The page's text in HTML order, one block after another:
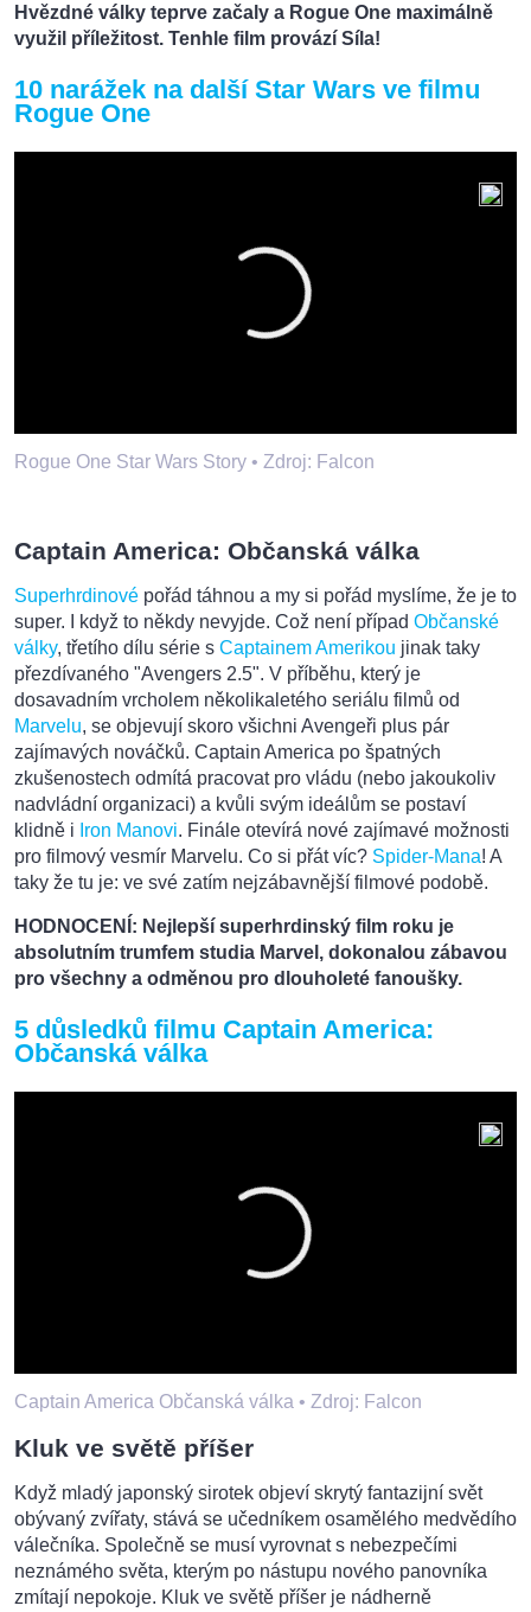
Hvězdné války teprve začaly a Rogue One maximálně
využil příležitost. Tenhle film provází Síla!
10 narážek na další Star Wars ve filmu
Rogue One
Rogue One Star Wars Story • Zdroj: Falcon
Captain America: Občanská válka
Superhrdinové pořád táhnou a my si pořád myslíme, že je to
super. I když to někdy nevyjde. Což není případ Občanské
války, třetího dílu série s Captainem Amerikou jinak taky
přezdívaného "Avengers 2.5". V příběhu, který je
dosavadním vrcholem několikaletého seriálu filmů od
Marvelu, se objevují skoro všichni Avengeři plus pár
zajímavých nováčků. Captain America po špatných
zkušenostech odmítá pracovat pro vládu (nebo jakoukoliv
nadvládní organizaci) a kvůli svým ideálům se postaví
klidně i Iron Manovi. Finále otevírá nové zajímavé možnosti
pro filmový vesmír Marvelu. Co si přát víc? Spider-Mana! A
taky že tu je: ve své zatím nejzábavnější filmové podobě.
HODNOCENÍ: Nejlepší superhrdinský film roku je
absolutním trumfem studia Marvel, dokonalou zábavou
pro všechny a odměnou pro dlouholeté fanoušky.
5 důsledků filmu Captain America:
Občanská válka
Captain America Občanská válka • Zdroj: Falcon
Kluk ve světě příšer
Když mladý japonský sirotek objeví skrytý fantazijní svět
obývaný zvířaty, stává se učedníkem osamělého medvědího
válečníka. Společně se musí vyrovnat s nebezpečími
neznámého světa, kterým po nástupu nového panovníka
zmítají nepokoje. Kluk ve světě příšer je nádherně